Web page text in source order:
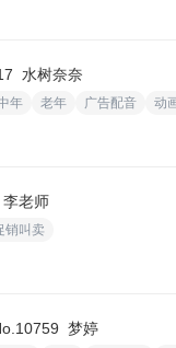
水树奈奈
年 老年 广告配音 动
李老师
销叫卖
梦婷